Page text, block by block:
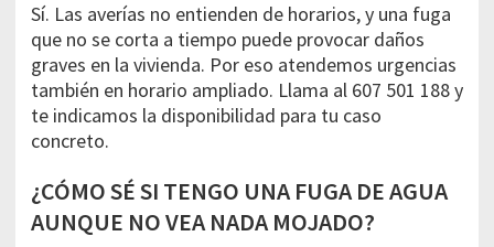
Sí. Las averías no entienden de horarios, y una fuga
que no se corta a tiempo puede provocar daños
graves en la vivienda. Por eso atendemos urgencias
también en horario ampliado. Llama al 607 501 188 y
te indicamos la disponibilidad para tu caso
concreto.
¿CÓMO SÉ SI TENGO UNA FUGA DE AGUA
AUNQUE NO VEA NADA MOJADO?